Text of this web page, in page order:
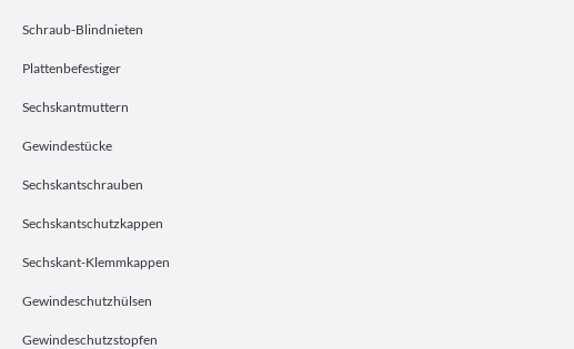
Schraub-Blindnieten
Plattenbefestiger
Sechskantmuttern
Gewindestücke
Sechskantschrauben
Sechskantschutzkappen
Sechskant-Klemmkappen
Gewindeschutzhülsen
Gewindeschutzstopfen